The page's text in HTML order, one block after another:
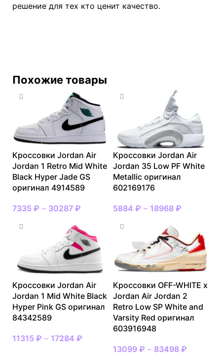
решение для тех кто ценит качество.
Похожие товары
Кроссовки Jordan Air
Jordan 1 Retro Mid White
Black Hyper Jade GS
оригинал 4914589
7335 ₽ – 30287 ₽
Кроссовки Jordan Air
Jordan 35 Low PF White
Metallic оригинал
602169176
5884 ₽ – 18968 ₽
Кроссовки Jordan Air
Jordan 1 Mid White Black
Hyper Pink GS оригинал
84342589
11315 ₽ – 17284 ₽
Кроссовки OFF-WHITE x
Jordan Air Jordan 2
Retro Low SP White and
Varsity Red оригинал
603916948
13099 ₽ – 83498 ₽